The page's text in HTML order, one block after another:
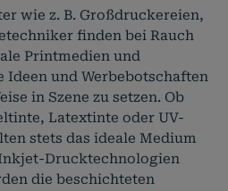
wie z. B. Großdruckereien,
finden bei Rauch
Printmedien und
Ideen und Werbebotschaften
in Szene zu setzen. Ob
Latextinte oder UV-
stets das ideale Medium
Drucktechnologien
die beschichteten